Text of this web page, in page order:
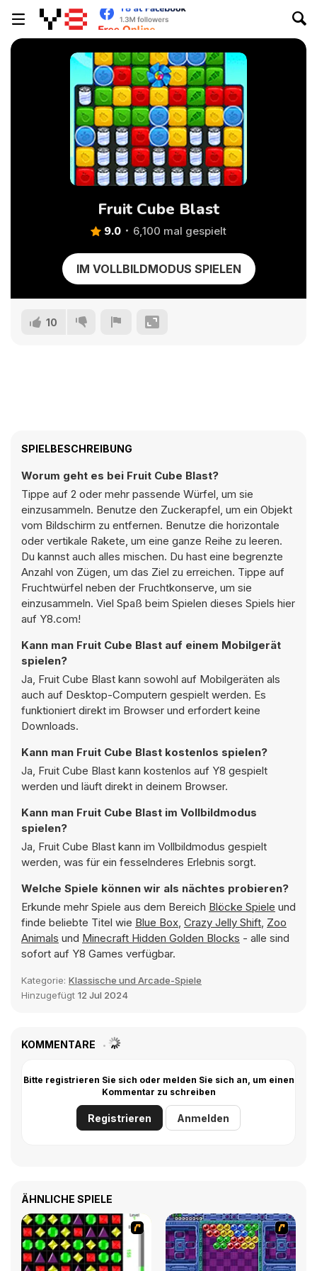
Fruit Cube Blast
9.0 6,100 mal gespielt
IM VOLLBILDMODUS SPIELEN
10
SPIELBESCHREIBUNG
Worum geht es bei Fruit Cube Blast?
Tippe auf 2 oder mehr passende Würfel, um sie
einzusammeln. Benutze den Zuckerapfel, um ein Objekt
vom Bildschirm zu entfernen. Benutze die horizontale
oder vertikale Rakete, um eine ganze Reihe zu leeren.
Du kannst auch alles mischen. Du hast eine begrenzte
Anzahl von Zügen, um das Ziel zu erreichen. Tippe auf
Fruchtwürfel neben der Fruchtkonserve, um sie
einzusammeln. Viel Spaß beim Spielen dieses Spiels hier
auf Y8.com!
Kann man Fruit Cube Blast auf einem Mobilgerät
spielen?
Ja, Fruit Cube Blast kann sowohl auf Mobilgeräten als
auch auf Desktop-Computern gespielt werden. Es
funktioniert direkt im Browser und erfordert keine
Downloads.
Kann man Fruit Cube Blast kostenlos spielen?
Ja, Fruit Cube Blast kann kostenlos auf Y8 gespielt
werden und läuft direkt in deinem Browser.
Kann man Fruit Cube Blast im Vollbildmodus
spielen?
Ja, Fruit Cube Blast kann im Vollbildmodus gespielt
werden, was für ein fesselnderes Erlebnis sorgt.
Welche Spiele können wir als nächtes probieren?
Erkunde mehr Spiele aus dem Bereich Blöcke Spiele und
finde beliebte Titel wie Blue Box, Crazy Jelly Shift, Zoo
Animals und Minecraft Hidden Golden Blocks - alle sind
sofort auf Y8 Games verfügbar.
Kategorie: Klassische und Arcade-Spiele
Hinzugefügt 12 Jul 2024
KOMMENTARE
Bitte registrieren Sie sich oder melden Sie sich an, um einen
Kommentar zu schreiben
Registrieren Anmelden
ÄHNLICHE SPIELE